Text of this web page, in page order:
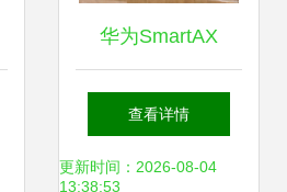
华为SmartAX
MA5800-X17 多业
务传输的核心引擎
查看详情
更新时间：2026-08-04
13:38:53